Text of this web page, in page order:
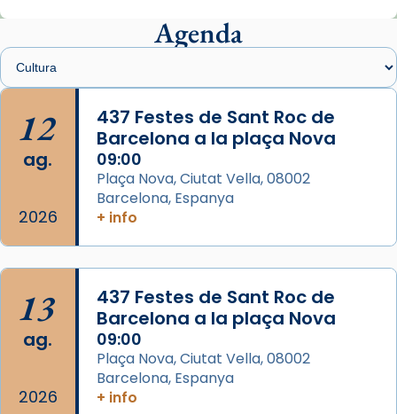
presidit aquest 27 de juliol la missa de Les
Santes de Mataró.
🔗
📸 J. Merino
Photo
View on Facebook · Share
Arquebisbat de Barcelona
2 weeks ago
Aquest dilluns, 27 de juliol, ha tingut lloc la
missa d’acció de gràcies en agraïment al
comitè organitzador de la visita apostòlica
del Sant Pare Lleó XIV a Barcelona, i als
col·laboradors, a la Catedral de Barcelona.
L’arquebisbe de Barcelona, el cardenal Joan
Agenda
12
ag.
2026
437 Festes de Sant Roc de
Barcelona a la plaça Nova
09:00
Plaça Nova, Ciutat Vella, 08002
Barcelona, Espanya
+ info
13
ag.
2026
437 Festes de Sant Roc de
Barcelona a la plaça Nova
09:00
Plaça Nova, Ciutat Vella, 08002
Barcelona, Espanya
+ info